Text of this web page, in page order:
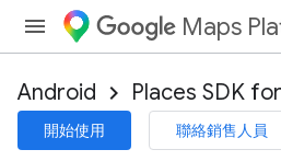
Maps
Android Places SDK
開始使用 聯絡銷售人員